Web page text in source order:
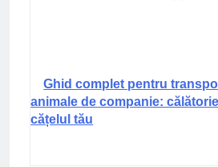
Ghid complet pentru
animale de companie:
cățelul tău